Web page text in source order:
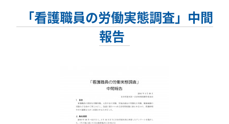
「看護職員の労働実態調査」中間
報告